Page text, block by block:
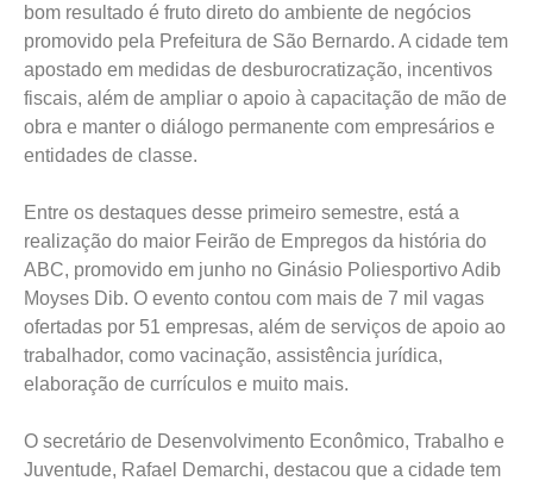
bom resultado é fruto direto do ambiente de negócios
promovido pela Prefeitura de São Bernardo. A cidade tem
apostado em medidas de desburocratização, incentivos
fiscais, além de ampliar o apoio à capacitação de mão de
obra e manter o diálogo permanente com empresários e
entidades de classe.
Entre os destaques desse primeiro semestre, está a
realização do maior Feirão de Empregos da história do
ABC, promovido em junho no Ginásio Poliesportivo Adib
Moyses Dib. O evento contou com mais de 7 mil vagas
ofertadas por 51 empresas, além de serviços de apoio ao
trabalhador, como vacinação, assistência jurídica,
elaboração de currículos e muito mais.
O secretário de Desenvolvimento Econômico, Trabalho e
Juventude, Rafael Demarchi, destacou que a cidade tem